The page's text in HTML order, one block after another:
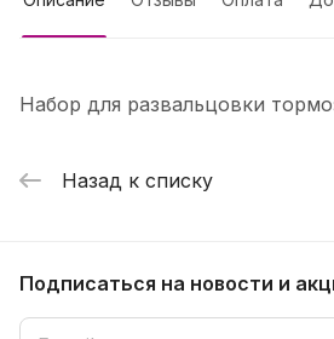
Набор для развальцовки
Назад к списку
Подписаться на новости и